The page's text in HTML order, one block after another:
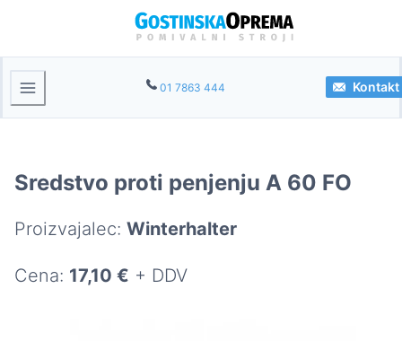
01 7863 444 Kontakt
Sredstvo proti penjenju A 60 FO
Proizvajalec: Winterhalter
Cena: 17,10 € + DDV